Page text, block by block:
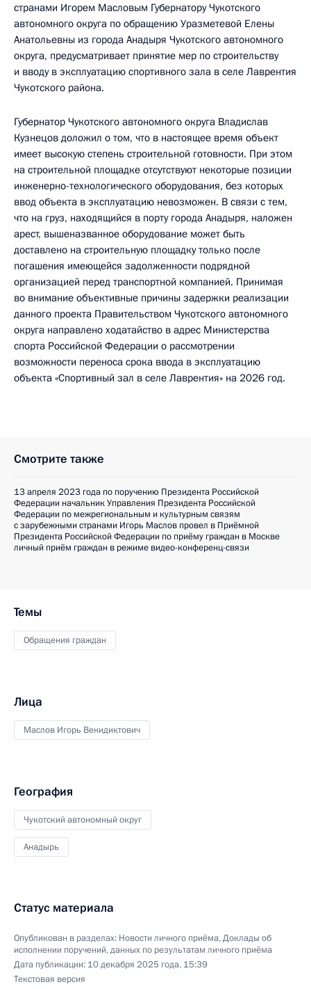
странами Игорем Масловым Губернатору Чукотского
автономного округа по обращению Уразметевой Елены
Анатольевны из города Анадыря Чукотского автономного
округа, предусматривает принятие мер по строительству
и вводу в эксплуатацию спортивного зала в селе Лаврентия
Чукотского района.
Губернатор Чукотского автономного округа Владислав
Кузнецов доложил о том, что в настоящее время объект
имеет высокую степень строительной готовности. При этом
на строительной площадке отсутствуют некоторые позиции
инженерно-технологического оборудования, без которых
ввод объекта в эксплуатацию невозможен. В связи с тем,
что на груз, находящийся в порту города Анадыря, наложен
арест, вышеназванное оборудование может быть
доставлено на строительную площадку только после
погашения имеющейся задолженности подрядной
организацией перед транспортной компанией. Принимая
во внимание объективные причины задержки реализации
данного проекта Правительством Чукотского автономного
округа направлено ходатайство в адрес Министерства
спорта Российской Федерации о рассмотрении
возможности переноса срока ввода в эксплуатацию
объекта «Спортивный зал в селе Лаврентия» на 2026 год.
Смотрите также
13 апреля 2023 года по поручению Президента Российской
Федерации начальник Управления Президента Российской
Федерации по межрегиональным и культурным связям
с зарубежными странами Игорь Маслов провел в Приёмной
Президента Российской Федерации по приёму граждан в Москве
личный приём граждан в режиме видео-конференц-связи
Темы
Обращения граждан
Лица
Маслов Игорь Венидиктович
География
Чукотский автономный округ
Анадырь
Статус материала
Опубликован в разделах: Новости личного приёма,Доклады об
исполнении поручений, данных по результатам личного приёма
Дата публикации: 10 декабря 2025 года, 15:39
Текстовая версия